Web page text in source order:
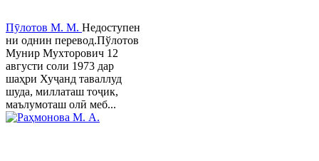
Пӯлотов М. М. Недоступен
ни однин перевод.Пўлотов
Мунир Мухторович 12
августи соли 1973 дар
шаҳри Хуҷанд таваллуд
шуда, миллаташ тоҷик,
маълумоташ олӣ меб...